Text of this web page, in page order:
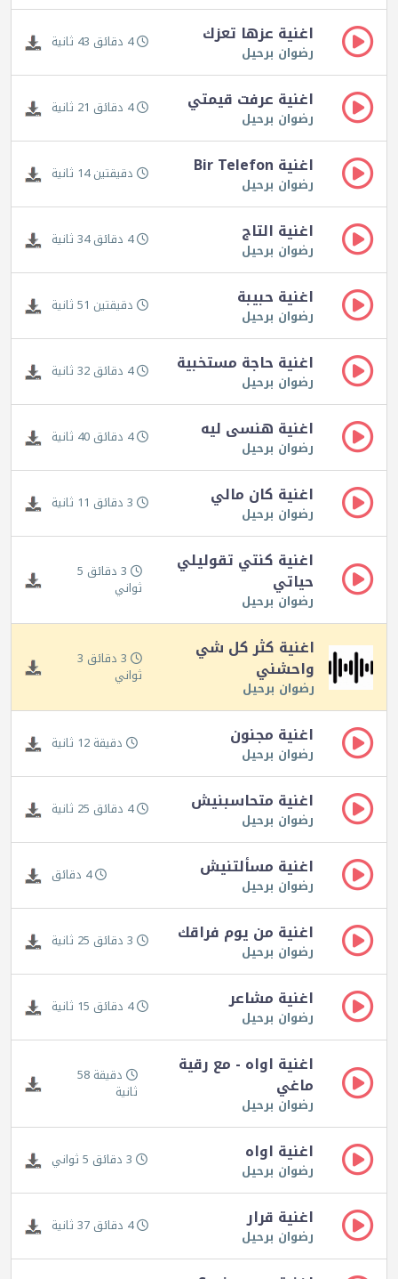
اغنية عزها تعزك
رضوان برحيل 4 دقائق 43 ثانية
اغنية عرفت قيمتي
رضوان برحيل 4 دقائق 21 ثانية
اغنية Bir Telefon
رضوان برحيل دقيقتين 14 ثانية
اغنية التاج
رضوان برحيل 4 دقائق 34 ثانية
اغنية حبيبة
رضوان برحيل دقيقتين 51 ثانية
اغنية حاجة مستخبية
رضوان برحيل 4 دقائق 32 ثانية
اغنية هنسى ليه
رضوان برحيل 4 دقائق 40 ثانية
اغنية كان مالي
رضوان برحيل 3 دقائق 11 ثانية
اغنية كنتي تقوليلي
حياتي
رضوان برحيل
3 دقائق 5
ثواني
اغنية كثر كل شي
واحشني
رضوان برحيل
3 دقائق 3
ثواني
اغنية مجنون
رضوان برحيل دقيقة 12 ثانية
اغنية متحاسبنيش
رضوان برحيل 4 دقائق 25 ثانية
اغنية مسألتنيش
رضوان برحيل 4 دقائق
اغنية من يوم فراقك
رضوان برحيل 3 دقائق 25 ثانية
اغنية مشاعر
رضوان برحيل 4 دقائق 15 ثانية
اغنية اواه - مع رقية
ماغي
رضوان برحيل
دقيقة 58
ثانية
اغنية اواه
رضوان برحيل 3 دقائق 5 ثواني
اغنية قرار
رضوان برحيل 4 دقائق 37 ثانية